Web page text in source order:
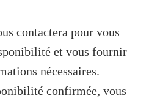
contactera pour vous
et vous fournir
nécessaires.
confirmée, vous